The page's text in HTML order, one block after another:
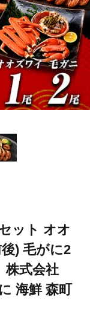
ット オオ
) 毛がに2
株式会社
海鮮 森町